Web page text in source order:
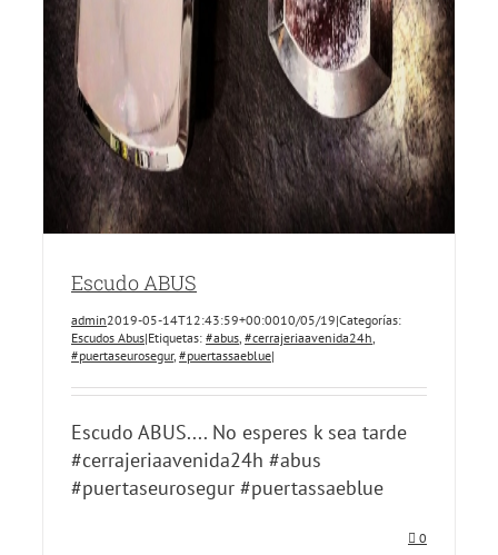
Escudo ABUS
admin2019-05-14T12:43:59+00:0010/05/19|Categorías:
Escudos Abus|Etiquetas: #abus #cerrajeriaavenida24h
#puertaseurosegur, #puertassaeblue|
Escudo ABUS.... No esperes k sea tarde
#cerrajeriaavenida24h #abus
#puertaseurosegur #puertassaeblue
0